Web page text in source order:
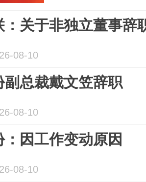
：关于非独立董事辞
08-10
副总裁戴文笠辞职
08-10
：因工作变动原因
08-10